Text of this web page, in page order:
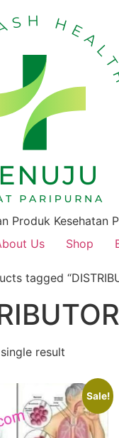
Produk Kesehatan
Us Shop
tagged
result
Sale!